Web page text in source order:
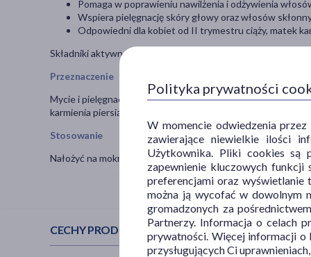
Pomaga w poprawieniu nawilżenia i odżywienia
Wspiera pielęgnację skóry głowy oraz włosów
Odpowiedni dla kobiet od II trymestru ciąży, matek
Składniki aktywne: wyciąg z drzewa oliwnego i
Przeznaczenie
Mycie i pielęgnacja włosów. Rekomendowany w
karmienia piersią oraz dla osób po leczeniu onkologicznym.
Stosowanie
Nałożyć na mokre włosy i skórę głowy, wmasować.
CECHY PRODUKTU
Polityka prywatności
W momencie odwiedzenia
zawierające niewielkie ilości
Użytkownika. Pliki cookies są
zapewnienie kluczowych funkcji
preferencjami oraz wyświetlanie
można ją wycofać w dowolnym
gromadzonych za
Partnerzy. Informacja o celach
prywatności. Więcej informacji o
przysługujących Ci